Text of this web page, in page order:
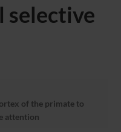
selective
of the primate to
attention